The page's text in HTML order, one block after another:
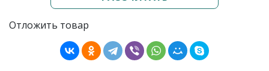
Отложить товар